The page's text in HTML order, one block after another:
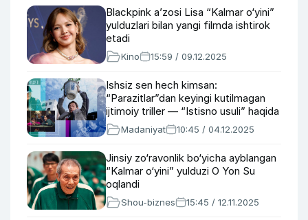
Blackpink a’zosi Lisa “Kalmar o‘yini”
yulduzlari bilan yangi filmda ishtirok
etadi
Kino 15:59 / 09.12.2025
Ishsiz sen hech kimsan:
“Parazitlar”dan keyingi kutilmagan
ijtimoiy triller — “Istisno usuli” haqida
Madaniyat 10:45 / 04.12.2025
Jinsiy zo‘ravonlik bo‘yicha ayblangan
“Kalmar o‘yini” yulduzi O Yon Su
oqlandi
Shou-biznes 15:45 / 12.11.2025